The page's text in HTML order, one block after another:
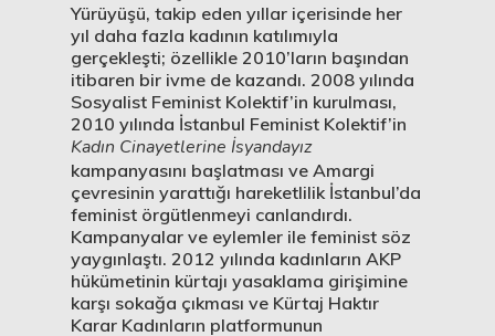
Yürüyüşü, takip eden yıllar içerisinde her
yıl daha fazla kadının katılımıyla
gerçekleşti; özellikle 2010’ların başından
itibaren bir ivme de kazandı. 2008 yılında
Sosyalist Feminist Kolektif’in kurulması,
2010 yılında İstanbul Feminist Kolektif’in
Kadın Cinayetlerine İsyandayız
kampanyasını başlatması ve Amargi
çevresinin yarattığı hareketlilik İstanbul’da
feminist örgütlenmeyi canlandırdı.
Kampanyalar ve eylemler ile feminist söz
yaygınlaştı. 2012 yılında kadınların AKP
hükümetinin kürtajı yasaklama girişimine
karşı sokağa çıkması ve Kürtaj Haktır
Karar Kadınların platformunun